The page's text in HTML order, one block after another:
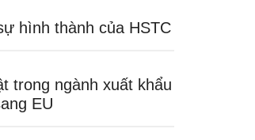
hình thành của HSTC
trong ngành xuất khẩu
EU